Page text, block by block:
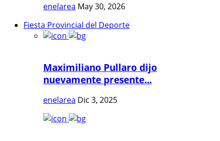
enelarea May 30, 2026
Fiesta Provincial del Deporte
Maximiliano Pullaro dijo
nuevamente presente...
enelarea Dic 3, 2025